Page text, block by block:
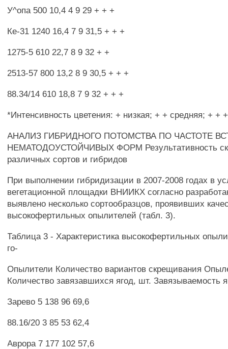
У^опа 500 10,4 4 9 29 + + +
Ке-31 1240 16,4 7 9 31,5 + + +
1275-5 610 22,7 8 9 32 + +
2513-57 800 13,2 8 9 30,5 + + +
88.34/14 610 18,8 7 9 32 + + +
*Интенсивность цветения: + низкая; + + средняя; + +
АНАЛИЗ ГИБРИДНОГО ПОТОМСТВА ПО ЧАСТОТЕ
НЕМАТОДОУСТОЙЧИВЫХ ФОРМ Результативность
различных сортов и гибридов
При выполнении гибридизации в 2007-2008 годах в
вегетационной площадки ВНИИКХ согласно
выявлено несколько сортообразцов, проявивших
высокофертильных опылителей (табл. 3).
Таблица 3 - Характеристика высокофертильных
го-
Опылители Количество вариантов скрещивания
Количество завязавшихся ягод, шт. Завязываемость
Зарево 5 138 96 69,6
88.16/20 3 85 53 62,4
Аврора 7 177 102 57,6